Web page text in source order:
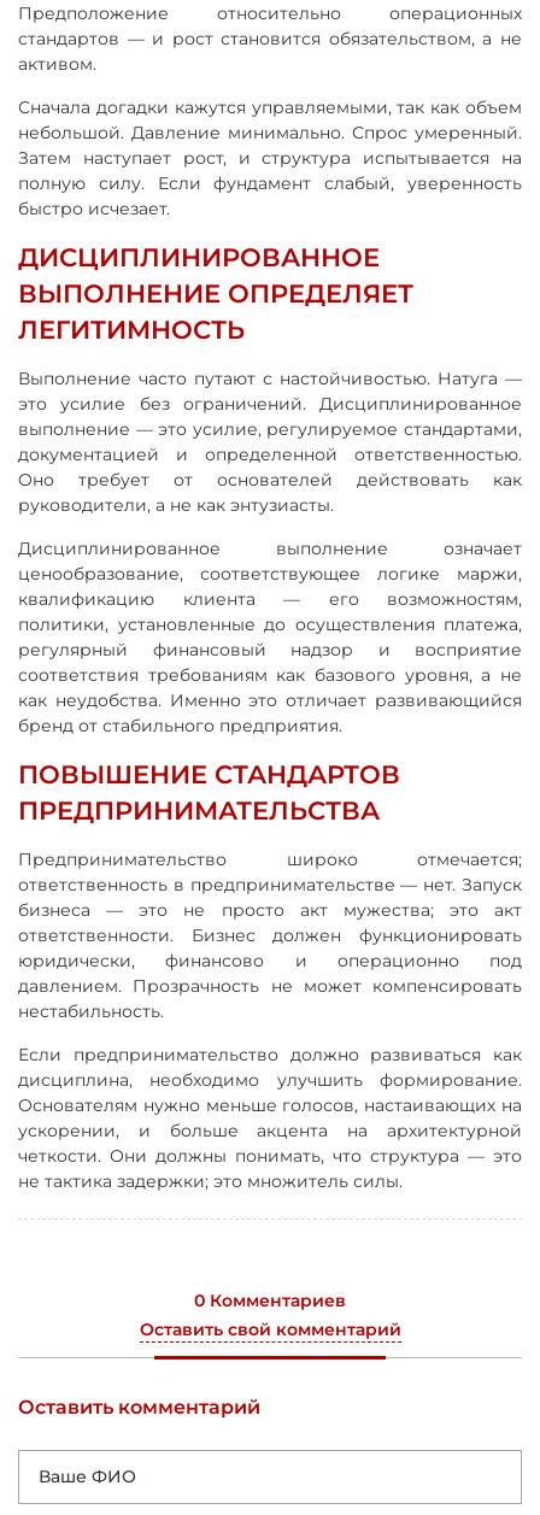
Предположение относительно операционных
стандартов — и рост становится обязательством, а не
активом.
Сначала догадки кажутся управляемыми, так как объем
небольшой. Давление минимально. Спрос умеренный.
Затем наступает рост, и структура испытывается на
полную силу. Если фундамент слабый, уверенность
быстро исчезает.
ДИСЦИПЛИНИРОВАННОЕ
ВЫПОЛНЕНИЕ ОПРЕДЕЛЯЕТ
ЛЕГИТИМНОСТЬ
Выполнение часто путают с настойчивостью. Натуга —
это усилие без ограничений. Дисциплинированное
выполнение — это усилие, регулируемое стандартами,
документацией и определенной ответственностью.
Оно требует от основателей действовать как
руководители, а не как энтузиасты.
Дисциплинированное выполнение означает
ценообразование, соответствующее логике маржи,
квалификацию клиента — его возможностям,
политики, установленные до осуществления платежа,
регулярный финансовый надзор и восприятие
соответствия требованиям как базового уровня, а не
как неудобства. Именно это отличает развивающийся
бренд от стабильного предприятия.
ПОВЫШЕНИЕ СТАНДАРТОВ
ПРЕДПРИНИМАТЕЛЬСТВА
Предпринимательство широко отмечается;
ответственность в предпринимательстве — нет. Запуск
бизнеса — это не просто акт мужества; это акт
ответственности. Бизнес должен функционировать
юридически, финансово и операционно под
давлением. Прозрачность не может компенсировать
нестабильность.
Если предпринимательство должно развиваться как
дисциплина, необходимо улучшить формирование.
Основателям нужно меньше голосов, настаивающих на
ускорении, и больше акцента на архитектурной
четкости. Они должны понимать, что структура — это
не тактика задержки; это множитель силы.
0 Комментариев
Оставить свой комментарий
Оставить комментарий